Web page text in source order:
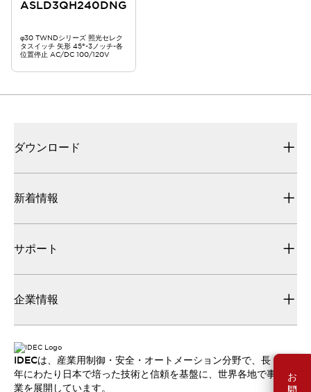
ASLD3QH240DNG
φ30 TWNDシリーズ 照光セレク
タスイッチ 矢形 45°-3ノッチ-各
位置停止 AC/DC 100/120V
ダウンロード
新着情報
サポート
企業情報
IDECは、産業用制御・安全・オートメーション分野で、長
年にわたり日本で培った技術と信頼を基盤に、世界各地で事
業を展開しています。